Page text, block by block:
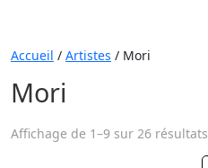
Accueil / Artistes / Mori
Mori
Affichage de 1–9 sur 26 résultats